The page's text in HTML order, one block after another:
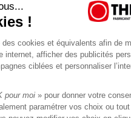
!
cookies et équivalents afin de
internet, afficher des publicités
ciblées et personnaliser
pour moi » pour donner votre
paramétrer vos choix ou tout